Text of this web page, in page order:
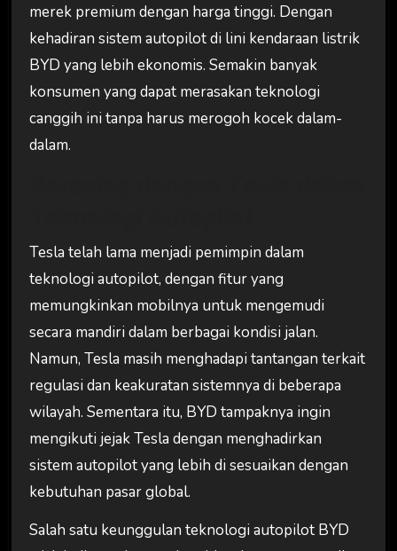
merek premium dengan harga tinggi. Dengan
kehadiran sistem autopilot di lini kendaraan listrik
BYD yang lebih ekonomis. Semakin banyak
konsumen yang dapat merasakan teknologi
canggih ini tanpa harus merogoh kocek dalam-
dalam.
Tesla telah lama menjadi pemimpin dalam
teknologi autopilot, dengan fitur yang
memungkinkan mobilnya untuk mengemudi
secara mandiri dalam berbagai kondisi jalan.
Namun, Tesla masih menghadapi tantangan terkait
regulasi dan keakuratan sistemnya di beberapa
wilayah. Sementara itu, BYD tampaknya ingin
mengikuti jejak Tesla dengan menghadirkan
sistem autopilot yang lebih di sesuaikan dengan
kebutuhan pasar global.
Salah satu keunggulan teknologi autopilot BYD